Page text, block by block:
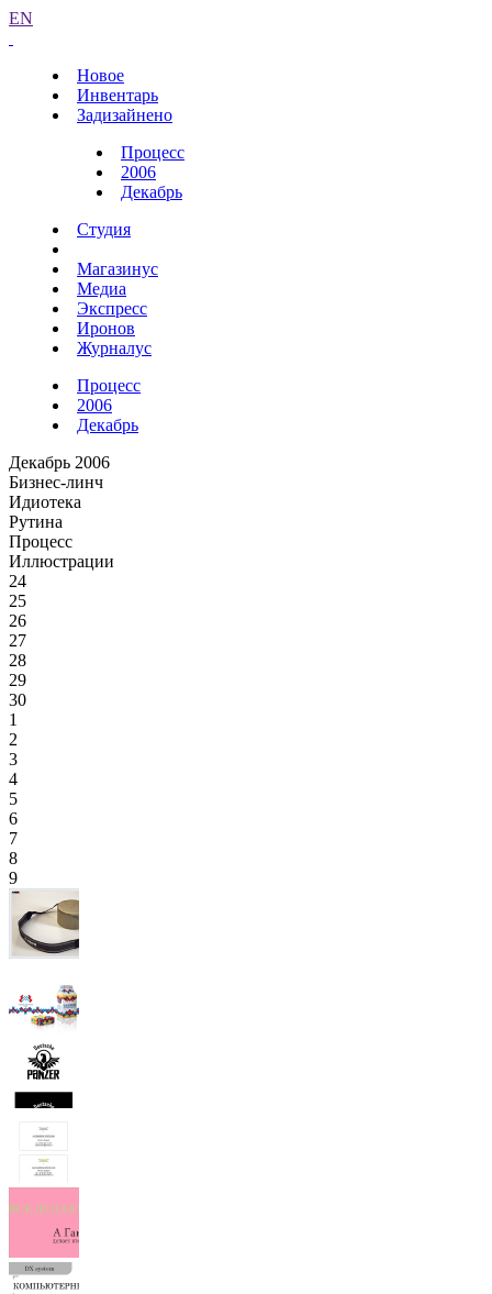
EN
Новое
Инвентарь
Задизайнено
Процесс
2006
Декабрь
Студия
Магазинус
Медиа
Экспресс
Иронов
Журналус
Процесс
2006
Декабрь
Декабрь 2006
Бизнес-линч
Идиотека
Рутина
Процесс
Иллюстрации
24
25
26
27
28
29
30
1
2
3
4
5
6
7
8
9